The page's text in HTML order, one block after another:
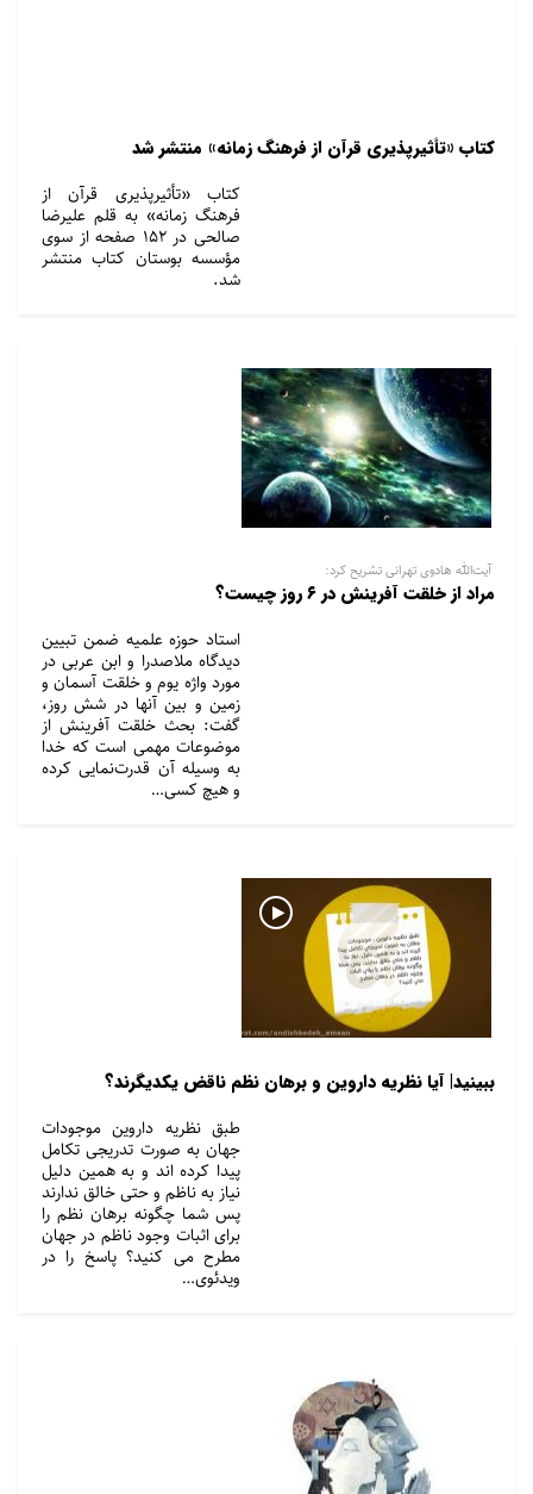
کتاب «تأثیرپذیری قرآن از فرهنگ زمانه» منتشر شد
کتاب «تأثیرپذیری قرآن از
فرهنگ زمانه» به قلم علیرضا
صالحی در ۱۵۲ صفحه از سوی
مؤسسه بوستان کتاب منتشر
شد.
آیت‌الله هادوی تهرانی تشریح کرد:
مراد از خلقت آفرینش در ۶ روز چیست؟
استاد حوزه علمیه ضمن تبیین
دیدگاه ملاصدرا و ابن عربی در
مورد واژه یوم و خلقت آسمان و
زمین و بین آنها در شش روز،
گفت: بحث خلقت آفرینش از
موضوعات مهمی است که خدا
به وسیله آن قدرت‌نمایی کرده
و هیچ کسی…
ببینید| آیا نظریه داروین و برهان نظم ناقض یکدیگرند؟
طبق نظریه داروین موجودات
جهان به صورت تدریجی تکامل
پیدا کرده اند و به همین دلیل
نیاز به ناظم و حتی خالق ندارند
پس شما چگونه برهان نظم را
برای اثبات وجود ناظم در جهان
مطرح می کنید؟ پاسخ را در
ویدئوی…